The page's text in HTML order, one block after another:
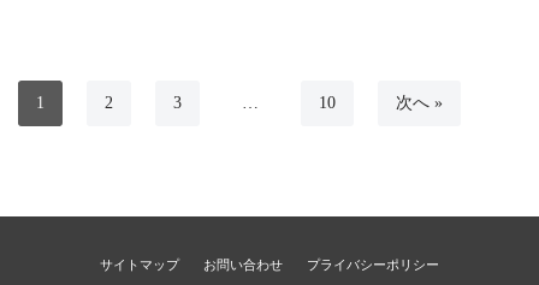
1 2 3 10 次へ »
サイトマップ お問い合わせ プライバシーポリシー